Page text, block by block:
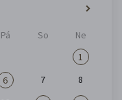
Pá So
Ne
1
6 7
8